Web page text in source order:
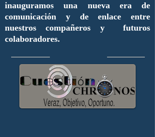
inauguramos una nueva era de
comunicación y de enlace entre
nuestros compañeros y futuros
colaboradores.